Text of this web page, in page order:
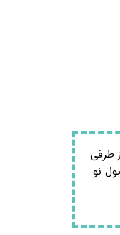
طرفی
مشابه با محصول نو